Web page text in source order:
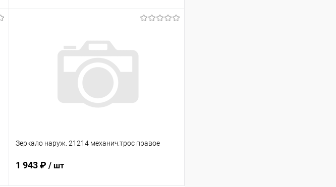
Купить в 1 клик Сравнение
В наличии
Зеркало наруж. 21214 механич.трос правое
1 943 ₽ / шт